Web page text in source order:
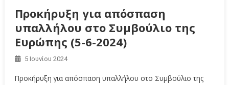
Προκήρυξη για απόσπαση
υπαλλήλου στο Συμβούλιο της
Ευρώπης (5-6-2024)
5 Ιουνίου 2024
Προκήρυξη για απόσπαση υπαλλήλου στο Συμβούλιο της